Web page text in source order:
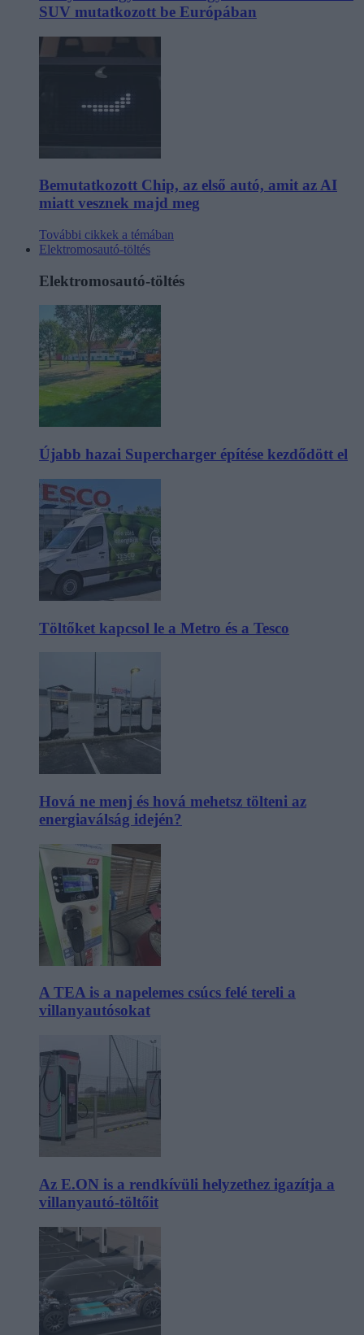
SUV mutatkozott be Európában
Bemutatkozott Chip, az első autó, amit az AI
miatt vesznek majd meg
További cikkek a témában
Elektromosautó-töltés
Elektromosautó-töltés
Újabb hazai Supercharger építése kezdődött el
Töltőket kapcsol le a Metro és a Tesco
Hová ne menj és hová mehetsz tölteni az
energiaválság idején?
A TEA is a napelemes csúcs felé tereli a
villanyautósokat
Az E.ON is a rendkívüli helyzethez igazítja a
villanyautó-töltőit